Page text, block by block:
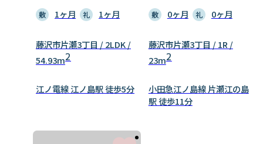
敷 1ヶ月 礼 1ヶ月
藤沢市片瀬3丁目 / 2LDK /
54.93m2
江ノ電線 江ノ島駅 徒歩5分
敷 0ヶ月 礼 0ヶ月
藤沢市片瀬3丁目 / 1R /
23m2
小田急江ノ島線 片瀬江の島
駅 徒歩11分